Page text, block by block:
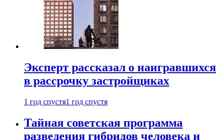
Эксперт рассказал о наигравшихся
в рассрочку застройщиках
1 год спустя1 год спустя
Тайная советская программа
разведения гибридов человека и